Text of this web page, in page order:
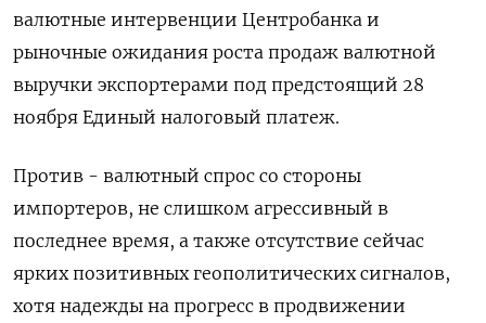
валютные интервенции Центробанка и
рыночные ожидания роста продаж валютной
выручки экспортерами под предстоящий 28
ноября Единый налоговый платеж.
Против - валютный спрос со стороны
импортеров, не слишком агрессивный в
последнее время, а также отсутствие сейчас
ярких позитивных геополитических сигналов,
хотя надежды на прогресс в продвижении